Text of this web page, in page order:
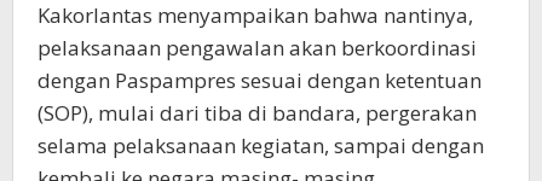
Kakorlantas menyampaikan bahwa nantinya,
pelaksanaan pengawalan akan berkoordinasi
dengan Paspampres sesuai dengan ketentuan
(SOP), mulai dari tiba di bandara, pergerakan
selama pelaksanaan kegiatan, sampai dengan